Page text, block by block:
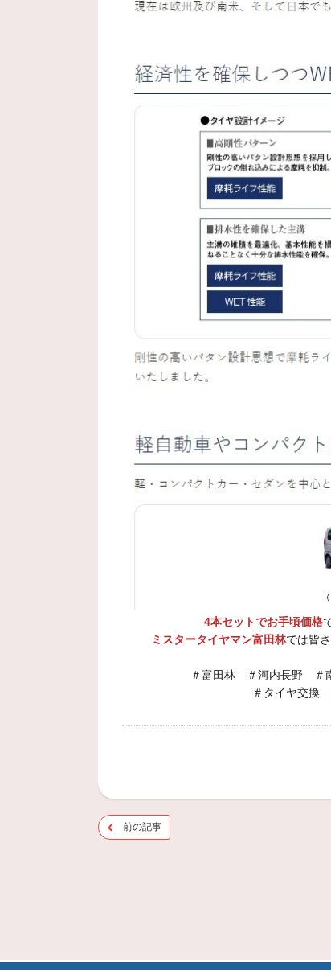
4本セットでお手頃価格
ミスタータイヤマン富田林では皆
＃富田林 ＃河内長野
＃タイヤ交
前の記事